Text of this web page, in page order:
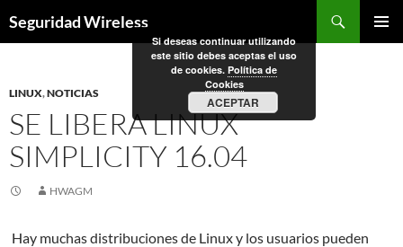
alSeguridad Wireless
LINUX,NOTICIAS
SE LIBERA LINUX
SIMPLICITY 16.04
HWAGM
Hay muchas distribuciones de Linux y los usuarios pueden
Si deseas continuar utilizando
este sitio debes aceptas el uso
de cookies. Política de
Cookies
ACEPTAR